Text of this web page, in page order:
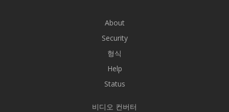
About
Security
형식
Help
Status
비디오 컨버터